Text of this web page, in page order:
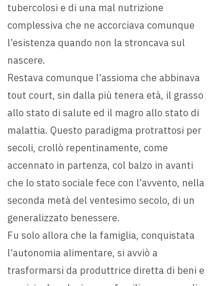
tubercolosi e di una mal nutrizione
complessiva che ne accorciava comunque
l’esistenza quando non la stroncava sul
nascere.
Restava comunque l’assioma che abbinava
tout court, sin dalla più tenera età, il grasso
allo stato di salute ed il magro allo stato di
malattia. Questo paradigma protrattosi per
secoli, crollò repentinamente, come
accennato in partenza, col balzo in avanti
che lo stato sociale fece con l’avvento, nella
seconda metà del ventesimo secolo, di un
generalizzato benessere.
Fu solo allora che la famiglia, conquistata
l’autonomia alimentare, si avviò a
trasformarsi da produttrice diretta di beni e